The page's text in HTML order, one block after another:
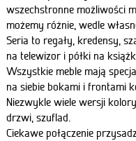
wszechstronne możliwości
możemy różnie, wedle
Seria to regały, kredensy,
na telewizor i półki na
Wszystkie meble mają
na siebie bokami i frontami
Niezwykle wiele wersji
drzwi, szuflad.
Ciekawe połączenie